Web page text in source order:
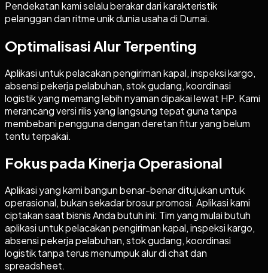
Pendekatan kami selalu berakar dari karakteristik
pelanggan dan ritme unik dunia usaha di Dumai.
Optimalisasi Alur Terpenting
Aplikasi untuk pelacakan pengiriman kapal, inspeksi kargo,
absensi pekerja pelabuhan, stok gudang, koordinasi
logistik yang memang lebih nyaman dipakai lewat HP. Kami
merancang versi rilis yang langsung tepat guna tanpa
membebani pengguna dengan deretan fitur yang belum
tentu terpakai.
Fokus pada Kinerja Operasional
Aplikasi yang kami bangun benar-benar ditujukan untuk
operasional, bukan sekadar brosur promosi. Aplikasi kami
ciptakan saat bisnis Anda butuh ini: Tim yang mulai butuh
aplikasi untuk pelacakan pengiriman kapal, inspeksi kargo,
absensi pekerja pelabuhan, stok gudang, koordinasi
logistik tanpa terus menumpuk alur di chat dan
spreadsheet.